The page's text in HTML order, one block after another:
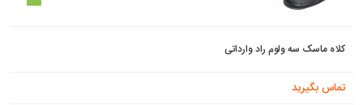
کلاه ماسک سه ولوم راد وارداتی
تماس بگیرید